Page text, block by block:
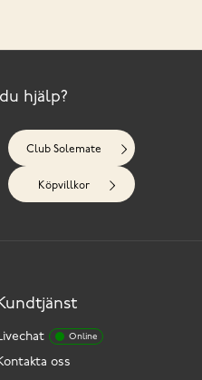
hjälp?
Club Solemate
Köpvillkor
Online
oss